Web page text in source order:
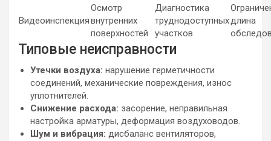
Видеоинспекция
Осмотр
внутренних
поверхностей
Диагностика
труднодоступных
участков
длина
Типовые неисправности
Утечки воздуха: нарушение герметичности
соединений, механические повреждения, износ
уплотнителей.
Снижение расхода: засорение, неправильная
настройка арматуры, деформация воздуховодов.
Шум и вибрация: дисбаланс вентиляторов,